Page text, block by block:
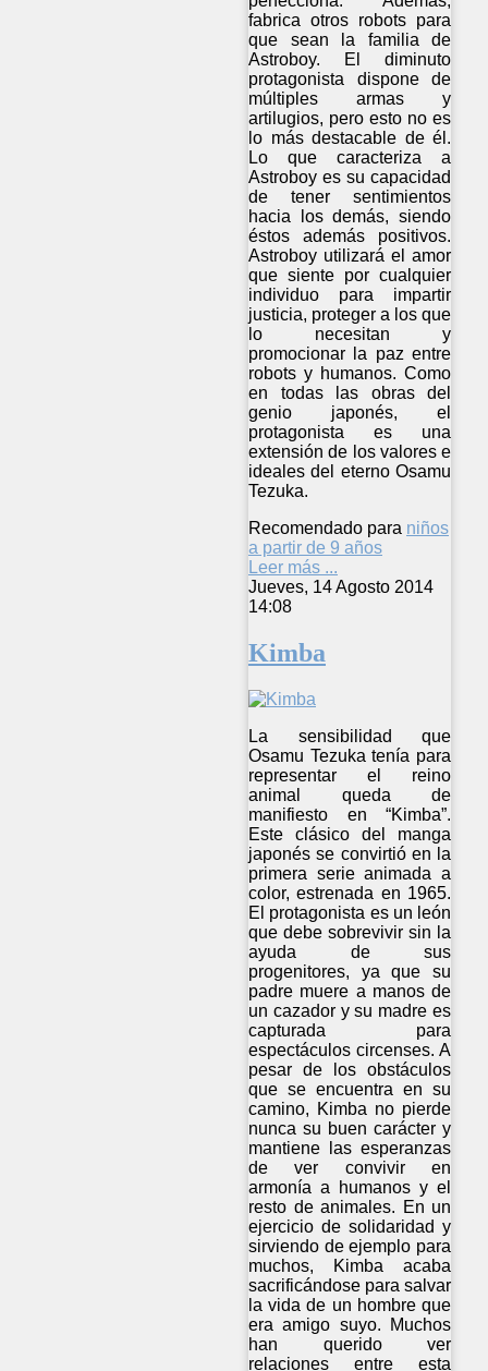
fabrica otros robots para
que sean la familia de
Astroboy. El diminuto
protagonista dispone de
múltiples armas y
artilugios, pero esto no es
lo más destacable de él.
Lo que caracteriza a
Astroboy es su capacidad
de tener sentimientos
hacia los demás, siendo
éstos además positivos.
Astroboy utilizará el amor
que siente por cualquier
individuo para impartir
justicia, proteger a los que
lo necesitan y
promocionar la paz entre
robots y humanos. Como
en todas las obras del
genio japonés, el
protagonista es una
extensión de los valores e
ideales del eterno Osamu
Tezuka.
Recomendado para niños
a partir de 9 años
Leer más ...
Jueves, 14 Agosto 2014
14:08
Kimba
La sensibilidad que
Osamu Tezuka tenía para
representar el reino
animal queda de
manifiesto en “Kimba”.
Este clásico del manga
japonés se convirtió en la
primera serie animada a
color, estrenada en 1965.
El protagonista es un león
que debe sobrevivir sin la
ayuda de sus
progenitores, ya que su
padre muere a manos de
un cazador y su madre es
capturada para
espectáculos circenses. A
pesar de los obstáculos
que se encuentra en su
camino, Kimba no pierde
nunca su buen carácter y
mantiene las esperanzas
de ver convivir en
armonía a humanos y el
resto de animales. En un
ejercicio de solidaridad y
sirviendo de ejemplo para
muchos, Kimba acaba
sacrificándose para salvar
la vida de un hombre que
era amigo suyo. Muchos
han querido ver
relaciones entre esta